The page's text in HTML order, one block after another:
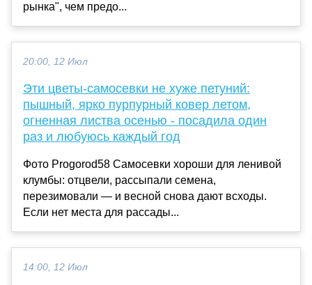
рынка", чем предо...
20:00, 12 Июл
Эти цветы-самосевки не хуже петуний:
пышный, ярко пурпурный ковер летом,
огненная листва осенью - посадила один
раз и любуюсь каждый год
Фото Progorod58 Самосевки хороши для ленивой
клумбы: отцвели, рассыпали семена,
перезимовали — и весной снова дают всходы.
Если нет места для рассады...
14:00, 12 Июл